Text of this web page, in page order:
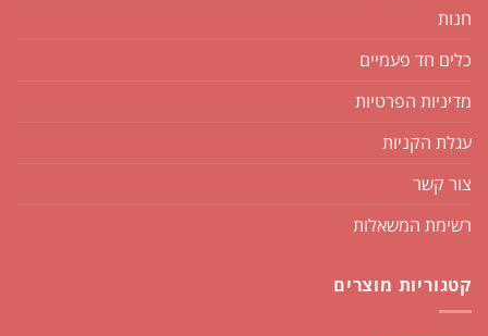
חנות
כלים חד פעמיים
מדיניות הפרטיות
עגלת הקניות
צור קשר
רשימת המשאלות
קטגוריות מוצרים